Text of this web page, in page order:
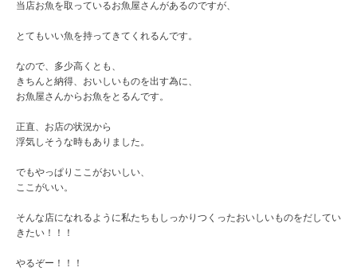
当店お魚を取っているお魚屋さんがあるのですが、
とてもいい魚を持ってきてくれるんです。
なので、多少高くとも、
きちんと納得、おいしいものを出す為に、
お魚屋さんからお魚をとるんです。
正直、お店の状況から
浮気しそうな時もありました。
でもやっぱりここがおいしい、
ここがいい。
そんな店になれるように私たちもしっかりつくったおいしいものをだしてい
きたい！！！
やるぞー！！！